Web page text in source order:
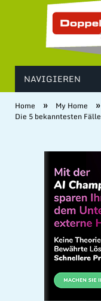
NAVIGIEREN
Home » My Home »
Die 5 bekanntesten Fälle